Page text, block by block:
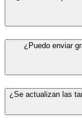
¿Puedo enviar
¿Se actualizan las